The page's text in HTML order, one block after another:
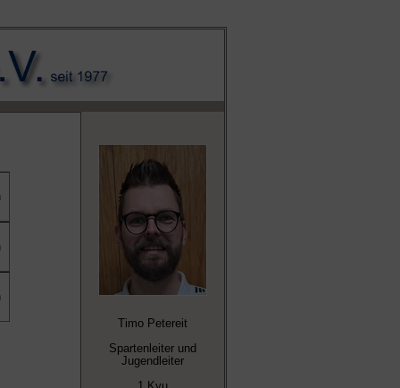
Timo Petereit
Spartenleiter und
Jugendleiter